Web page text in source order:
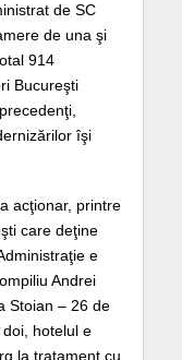
de SC
de una şi
914
Bucureşti
îşi
acţionar, printre
care deţine
e
Andrei
Stoian – 26 de
hotelul e
la tratament cu